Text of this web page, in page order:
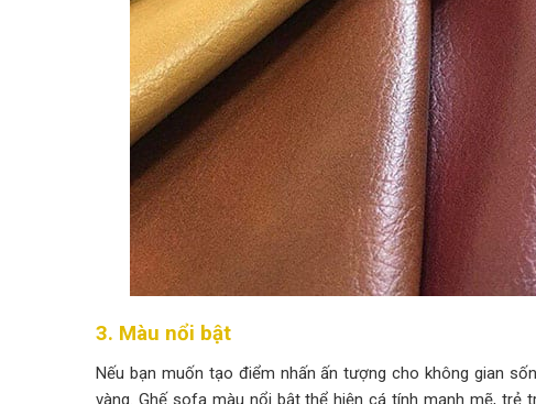
3. Màu nổi bật
Nếu bạn muốn tạo điểm nhấn ấn tượng cho không gian